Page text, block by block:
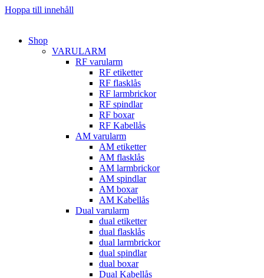
Hoppa till innehåll
Shop
VARULARM
RF varularm
RF etiketter
RF flasklås
RF larmbrickor
RF spindlar
RF boxar
RF Kabellås
AM varularm
AM etiketter
AM flasklås
AM larmbrickor
AM spindlar
AM boxar
AM Kabellås
Dual varularm
dual etiketter
dual flasklås
dual larmbrickor
dual spindlar
dual boxar
Dual Kabellås